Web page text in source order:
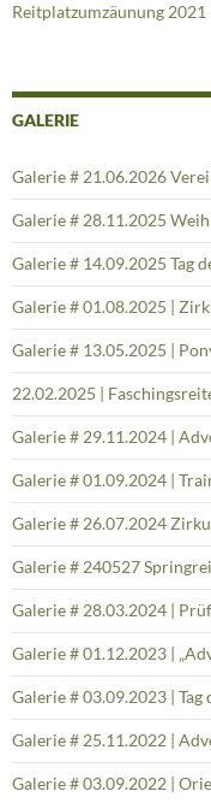
Reitplatzumzäunung 2021
GALERIE
Galerie # 21.06.2026
Galerie # 28.11.2025
Galerie # 14.09.2025 Tag
Galerie # 01.08.2025 |
Galerie # 13.05.2025 |
22.02.2025 |
Galerie # 29.11.2024 |
Galerie # 01.09.2024 |
Galerie # 26.07.2024
Galerie # 240527
Galerie # 28.03.2024 |
Galerie # 01.12.2023 |
Galerie # 03.09.2023 |
Galerie # 25.11.2022 |
Galerie # 03.09.2022 |